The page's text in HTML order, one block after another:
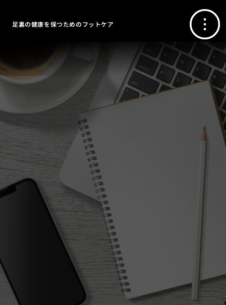
足裏の健康を保つためのフットケア